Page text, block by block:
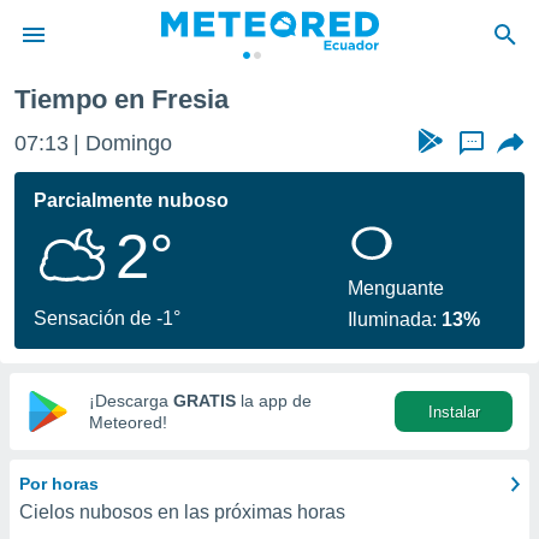
de
ha
que se
calidad.
a este
las
y
digital
basada
Tiempo en Fresia
07:13 Domingo ...
Parcialmente nuboso
2°
Sensación de -1°
Menguante
Iluminada: 13%
¡Descarga GRATIS la app de
Meteored!
Instalar
Por horas
Cielos nubosos en las próximas horas